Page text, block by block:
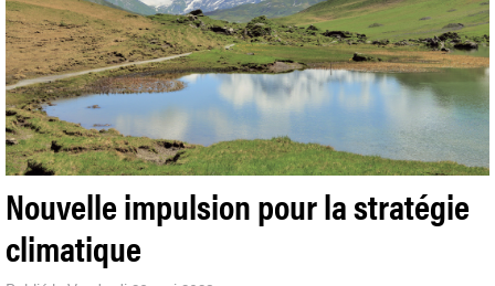
Nouvelle impulsion pour la stratégie
climatique